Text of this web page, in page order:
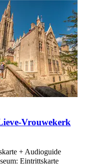
Vrouwekerk
+ Audioguide
Eintrittskarte